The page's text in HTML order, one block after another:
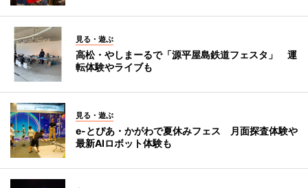
見る・遊ぶ
高松・やしまーるで「源平屋島鉄道フェスタ」 運
転体験やライブも
見る・遊ぶ
e-とぴあ・かがわで夏休みフェス 月面探査体験や
最新AIロボット体験も